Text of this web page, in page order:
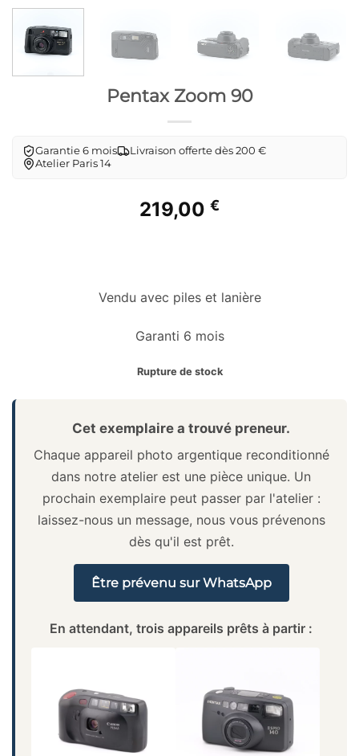
Pentax Zoom 90
Garantie 6 mois
Livraison offerte dès 200 €
Atelier Paris 14
219,00 €
Vendu avec piles et lanière
Garanti 6 mois
Rupture de stock
Cet exemplaire a trouvé preneur.
Chaque appareil photo argentique reconditionné
dans notre atelier est une pièce unique. Un
prochain exemplaire peut passer par l'atelier :
laissez-nous un message, nous vous prévenons
dès qu'il est prêt.
Être prévenu sur WhatsApp
En attendant, trois appareils prêts à partir :